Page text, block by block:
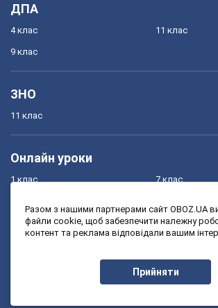
ДПА
4 клас
9 клас
11 клас
ЗНО
11 клас
Онлайн уроки
1 клас
3 клас
7 клас
9 клас
Разом з нашими партнерами сайт OBOZ.UA
файли cookie, щоб забезпечити належну
контент та реклама відповідали вашим
Прийняти